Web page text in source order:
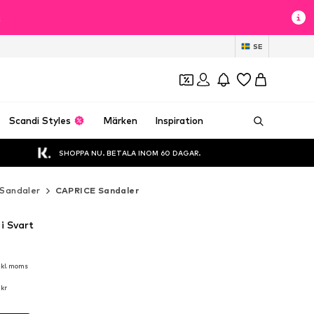
SE
Scandi Styles Märken Inspiration
SHOPPA NU. BETALA INOM 60 DAGAR.
Sandaler CAPRICE Sandaler
moms
kr
moms
kr
i Svart